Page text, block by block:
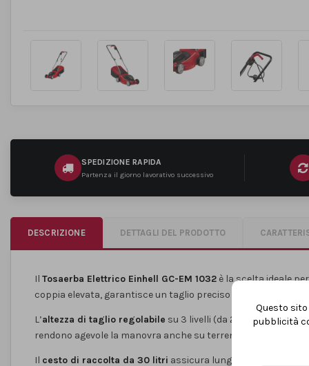
SPEDIZIONE RAPIDA
Partenza il giorno lavorativo successivo
DESCRIZIONE DETTAGLI DEL PRODOTTO
Il Tosaerba Elettrico Einhell GC-EM 1032 è la scelta ideale
coppia elevata, garantisce un taglio preciso anche su erba
L’altezza di taglio regolabile su 3 livelli (da 20 a 60 mm)
rendono agevole la manovra anche su terreni irregolari.
Il cesto di raccolta da 30 litri assicura lunghe sessioni di
Questo
pubblicità